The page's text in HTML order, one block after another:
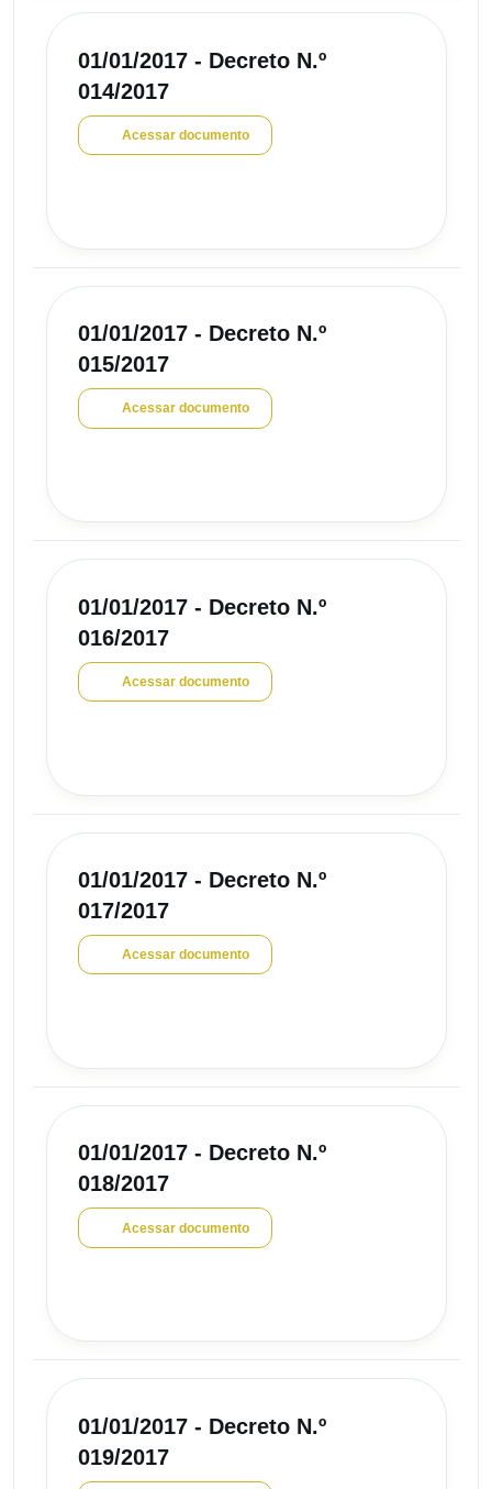
01/01/2017 - Decreto N.º
014/2017
Acessar documento
01/01/2017 - Decreto N.º
015/2017
Acessar documento
01/01/2017 - Decreto N.º
016/2017
Acessar documento
01/01/2017 - Decreto N.º
017/2017
Acessar documento
01/01/2017 - Decreto N.º
018/2017
Acessar documento
01/01/2017 - Decreto N.º
019/2017